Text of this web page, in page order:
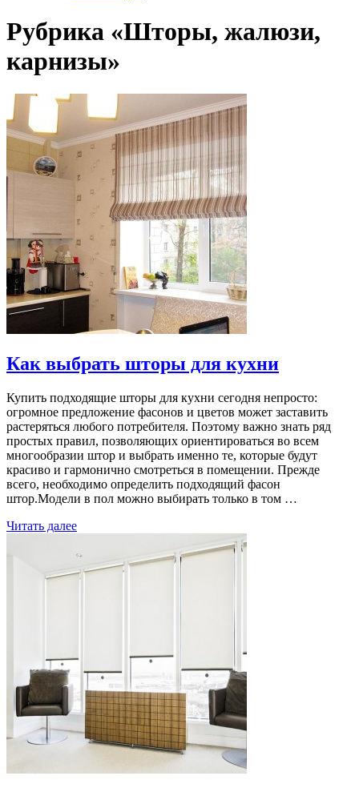
Рубрика «Шторы, жалюзи,
карнизы»
Как выбрать шторы для кухни
Купить подходящие шторы для кухни сегодня непросто:
огромное предложение фасонов и цветов может заставить
растеряться любого потребителя. Поэтому важно знать ряд
простых правил, позволяющих ориентироваться во всем
многообразии штор и выбрать именно те, которые будут
красиво и гармонично смотреться в помещении. Прежде
всего, необходимо определить подходящий фасон
штор.Модели в пол можно выбирать только в том …
Читать далее